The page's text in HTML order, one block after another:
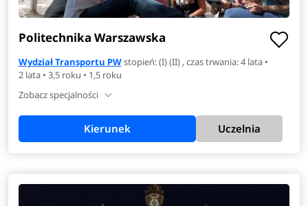
Politechnika Warszawska
Wydział Transportu PWstopień: (I) (II) , czas trwania: 4 lata •
2 lata • 3,5 roku • 1,5 roku
Zobacz specjalności
Kierunek Uczelnia